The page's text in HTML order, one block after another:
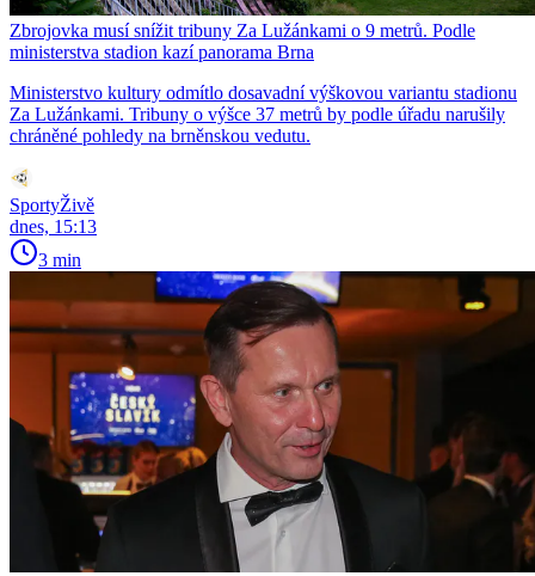
Zbrojovka musí snížit tribuny Za Lužánkami o 9 metrů. Podle
ministerstva stadion kazí panorama Brna
Ministerstvo kultury odmítlo dosavadní výškovou variantu stadionu
Za Lužánkami. Tribuny o výšce 37 metrů by podle úřadu narušily
chráněné pohledy na brněnskou vedutu.
SportyŽivě
dnes, 15:13
3 min